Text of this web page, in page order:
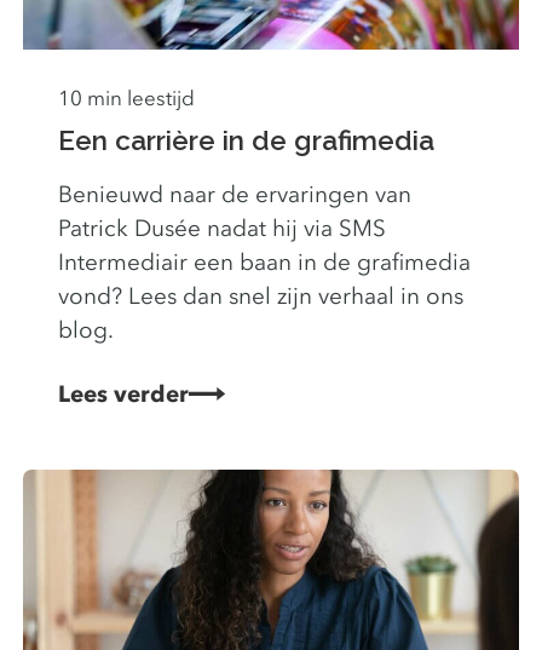
10 min leestijd
Een carrière in de grafimedia
Benieuwd naar de ervaringen van
Patrick Dusée nadat hij via SMS
Intermediair een baan in de grafimedia
vond? Lees dan snel zijn verhaal in ons
blog.
Lees verder